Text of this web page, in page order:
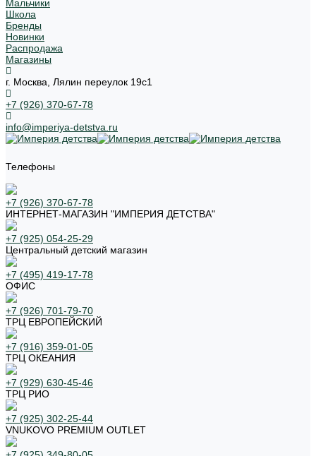
Мальчики
Школа
Бренды
Новинки
Распродажа
Магазины
г. Москва, Лялин переулок 19с1
+7 (926) 370-67-78
info@imperiya-detstva.ru
Телефоны
+7 (926) 370-67-78
ИНТЕРНЕТ-МАГАЗИН "ИМПЕРИЯ ДЕТСТВА"
+7 (925) 054-25-29
Центральный детский магазин
+7 (495) 419-17-78
ОФИС
+7 (926) 701-79-70
ТРЦ ЕВРОПЕЙСКИЙ
+7 (916) 359-01-05
ТРЦ ОКЕАНИЯ
+7 (929) 630-45-46
ТРЦ РИО
+7 (925) 302-25-44
VNUKOVO PREMIUM OUTLET